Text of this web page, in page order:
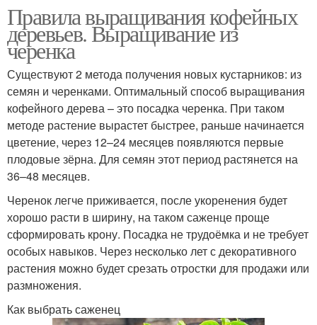
Правила выращивания кофейных
деревьев. Выращивание из
черенка
Существуют 2 метода получения новых кустарников: из
семян и черенками. Оптимальный способ выращивания
кофейного дерева – это посадка черенка. При таком
методе растение вырастет быстрее, раньше начинается
цветение, через 12–24 месяцев появляются первые
плодовые зёрна. Для семян этот период растянется на
36–48 месяцев.
Черенок легче приживается, после укоренения будет
хорошо расти в ширину, на таком саженце проще
сформировать крону. Посадка не трудоёмка и не требует
особых навыков. Через несколько лет с декоративного
растения можно будет срезать отростки для продажи или
размножения.
Как выбрать саженец